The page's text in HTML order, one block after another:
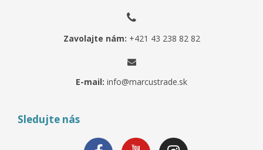
Zavolajte nám: +421 43 238 82 82
E-mail: info@marcustrade.sk
Sledujte nás